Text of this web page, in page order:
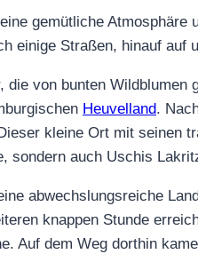
gemütliche Atmosphäre
einige Straßen, hinauf auf
von bunten
Heuvelland.
kleine Ort mit seinen
sondern auch Uschis
abwechslungsreiche
knappen Stunde
Auf dem Weg dorthin